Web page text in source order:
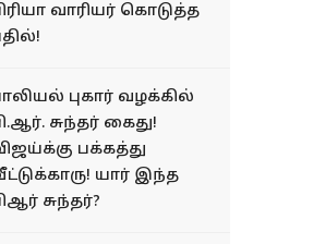
வாரியர் கொடுத்த
புகார் வழக்கில்
சுந்தர் கைது!
பக்கத்து
யார் இந்த
சுந்தர்?